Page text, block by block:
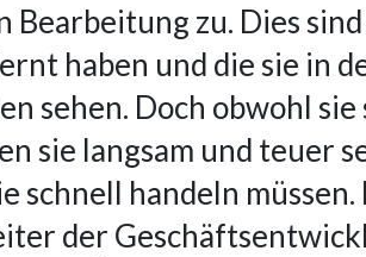
Bearbeitung zu. Dies
haben und die sie in
sehen. Doch obwohl sie
sie langsam und teuer
schnell handeln
der